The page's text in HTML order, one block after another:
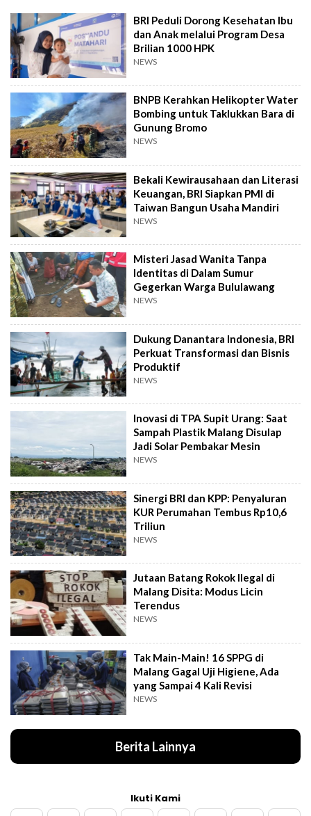
BRI Peduli Dorong Kesehatan Ibu
dan Anak melalui Program Desa
Brilian 1000 HPK
NEWS
BNPB Kerahkan Helikopter Water
Bombing untuk Taklukkan Bara di
Gunung Bromo
NEWS
Bekali Kewirausahaan dan Literasi
Keuangan, BRI Siapkan PMI di
Taiwan Bangun Usaha Mandiri
NEWS
Misteri Jasad Wanita Tanpa
Identitas di Dalam Sumur
Gegerkan Warga Bululawang
NEWS
Dukung Danantara Indonesia, BRI
Perkuat Transformasi dan Bisnis
Produktif
NEWS
Inovasi di TPA Supit Urang: Saat
Sampah Plastik Malang Disulap
Jadi Solar Pembakar Mesin
NEWS
Sinergi BRI dan KPP: Penyaluran
KUR Perumahan Tembus Rp10,6
Triliun
NEWS
Jutaan Batang Rokok Ilegal di
Malang Disita: Modus Licin
Terendus
NEWS
Tak Main-Main! 16 SPPG di
Malang Gagal Uji Higiene, Ada
yang Sampai 4 Kali Revisi
NEWS
Berita Lainnya
Ikuti Kami